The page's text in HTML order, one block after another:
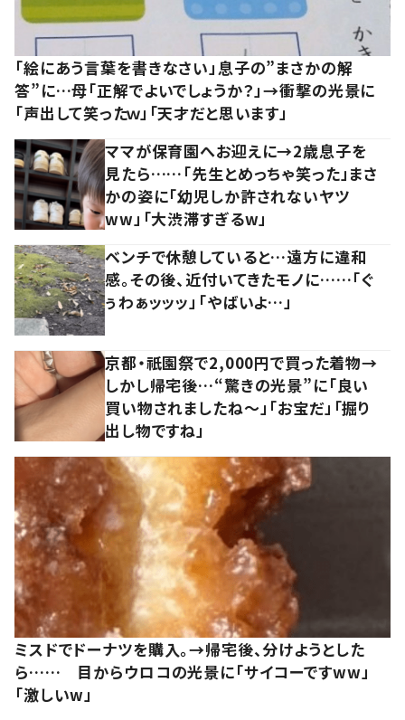
「絵にあう言葉を書きなさい」息子の”まさかの解
答”に…母「正解でよいでしょうか？」→衝撃の光景に
「声出して笑ったｗ」「天才だと思います」
ママが保育園へお迎えに→2歳息子を
見たら……「先生とめっちゃ笑った」まさ
かの姿に「幼児しか許されないヤツ
ww」「大渋滞すぎるw」
ベンチで休憩していると…遠方に違和
感。その後、近付いてきたモノに……「ぐ
ぅわぁッッッ」「やばいよ…」
京都・祇園祭で2,000円で買った着物→
しかし帰宅後…“驚きの光景”に「良い
買い物されましたね～」「お宝だ」「掘り
出し物ですね」
ミスドでドーナツを購入。→帰宅後、分けようとした
ら…… 目からウロコの光景に「サイコーですww」
「激しいw」